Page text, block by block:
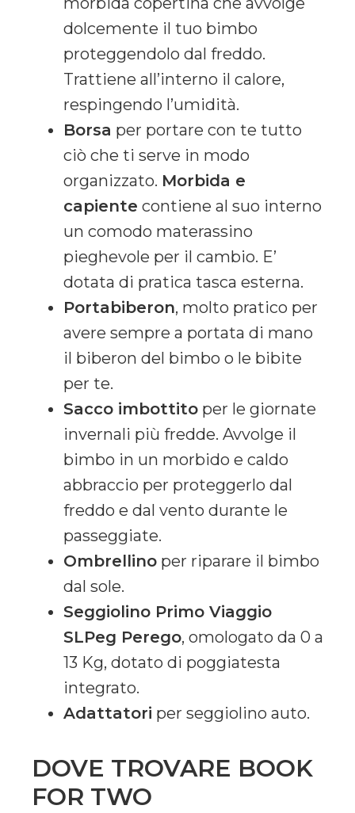
dolcemente il tuo bimbo
proteggendolo dal freddo.
Trattiene all’interno il calore,
respingendo l’umidità.
Borsa per portare con te tutto
ciò che ti serve in modo
organizzato. Morbida e
capiente contiene al suo interno
un comodo materassino
pieghevole per il cambio. E’
dotata di pratica tasca esterna.
Portabiberon, molto pratico per
avere sempre a portata di mano
il biberon del bimbo o le bibite
per te.
Sacco imbottito per le giornate
invernali più fredde. Avvolge il
bimbo in un morbido e caldo
abbraccio per proteggerlo dal
freddo e dal vento durante le
passeggiate.
Ombrellino per riparare il bimbo
dal sole.
Seggiolino Primo Viaggio
SLPeg Perego, omologato da 0 a
13 Kg, dotato di poggiatesta
integrato.
Adattatori per seggiolino auto.
DOVE TROVARE BOOK
FOR TWO